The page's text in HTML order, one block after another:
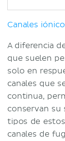
Canales
A diferencia
que suelen
solo en
canales que
continua,
conservan su
tipos de
canales de